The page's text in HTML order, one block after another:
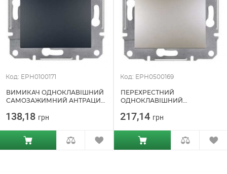
Код: EPH0100171
ВИМИКАЧ ОДНОКЛАВІШНИЙ
САМОЗАЖИМНИЙ АНТРАЦИТ
(EPH0100171)
138,18 грн
Код: EPH0500169
ПЕРЕХРЕСТНИЙ
ОДНОКЛАВІШНИЙ
ASFORA SCHNEIDER ELECTRIC
217,14 грн